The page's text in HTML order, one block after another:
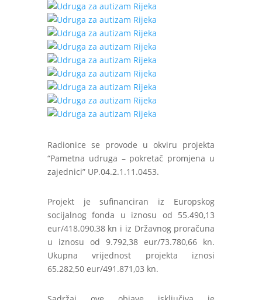
Radionice se provode u okviru projekta
“Pametna udruga – pokretač promjena u
zajednici” UP.04.2.1.11.0453.
Projekt je sufinanciran iz Europskog
socijalnog fonda u iznosu od 55.490,13
eur/418.090,38 kn i iz Državnog proračuna
u iznosu od 9.792,38 eur/73.780,66 kn.
Ukupna vrijednost projekta iznosi
65.282,50 eur/491.871,03 kn.